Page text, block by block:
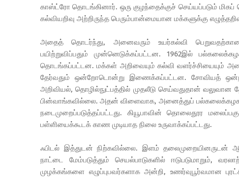
காஸ்ட்ரோ தொடங்கினார். ஒரு குழந்தைக்குச் செய்யப்படும் மிகப்
கல்வியறிவு அற்றிருந்த பெரும்பான்மையான மக்களுக்கு
அதைத் தொடர்ந்து, அனைவரும் உயர்கல்வி பெறுவதற்கான
பயிற்றுவிப்பதும் முன்னெடுக்கப்பட்டன. 1962இல்
தொடங்கப்பட்டன. மக்கள் அறிவையும் கல்வி வளர்ச்சியையும்
தேர்வதும் ஒன்றோடொன்று இணைக்கப்பட்டன. சோவியத்
அறிவியல், தொழில்நுட்பத்தில் முதலீடு செய்வதுதான்
பின்வாங்கவில்லை. அதன் விளைவாக, அனைத்துப்
நடைமுறைப்படுத்தப்பட்டது. கியூபாவின் தொலைதூர
பள்ளியைக்கூடக் காண முடியாத நிலை உருவாக்கப்பட்டது.
ஃபிடல் இத்துடன் நிற்கவில்லை. இளம்
நாட்டை மேம்படுத்தும் செயல்பாடுகளில் ஈடுபடுமாறும்,
முழக்கங்களை எழுப்புபவர்களாக அன்றி, உணர்வுபூர்வமான